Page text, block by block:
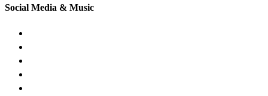
Social Media & Music